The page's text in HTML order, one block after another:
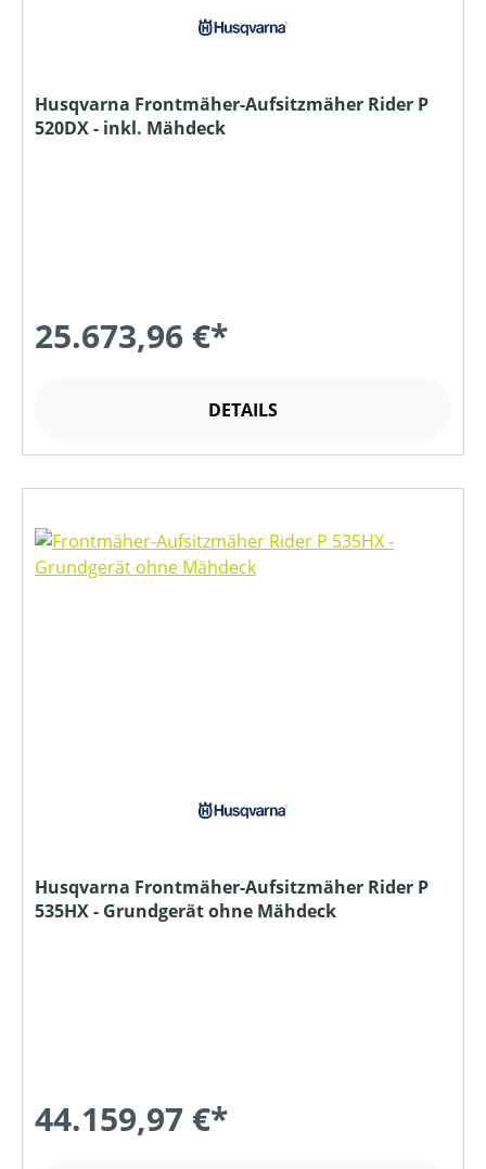
Husqvarna Frontmäher-Aufsitzmäher Rider P
520DX - inkl. Mähdeck
25.673,96 €*
DETAILS
Husqvarna Frontmäher-Aufsitzmäher Rider P
535HX - Grundgerät ohne Mähdeck
44.159,97 €*